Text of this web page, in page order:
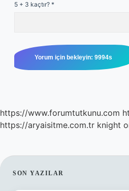
5 + 3 kaçtır? *
https://www.forumtutkunu.com
https://aryaisitme.com.tr knight
SIDEBAR
SON YAZILAR